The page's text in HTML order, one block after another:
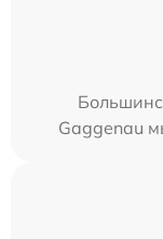
Gaggenau